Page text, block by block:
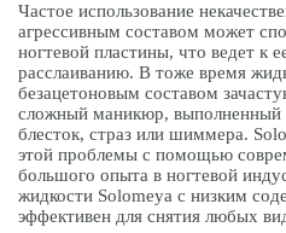
Частое использование
агрессивным составом может
ногтевой пластины, что ведет к
расслаиванию. В тоже время
безацетоновым составом
сложный маникюр, выполненный
блесток, страз или шиммера.
этой проблемы с помощью
большого опыта в ногтевой
жидкости Solomeya с низким
эффективен для снятия любых